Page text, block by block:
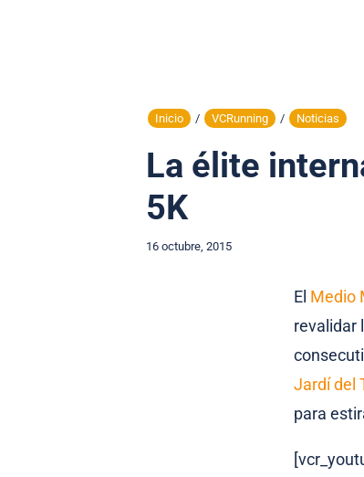
Inicio / VCRunning / Noticias
La élite
5K
16 octubre, 2015
El Medio
revalidar
Jardí del
para